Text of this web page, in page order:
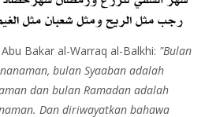
Bakar al-Warraq al-Balkhi: "Bulan
bulan Syaaban adalah
dan bulan Ramadan adalah
Dan diriwayatkan bahawa